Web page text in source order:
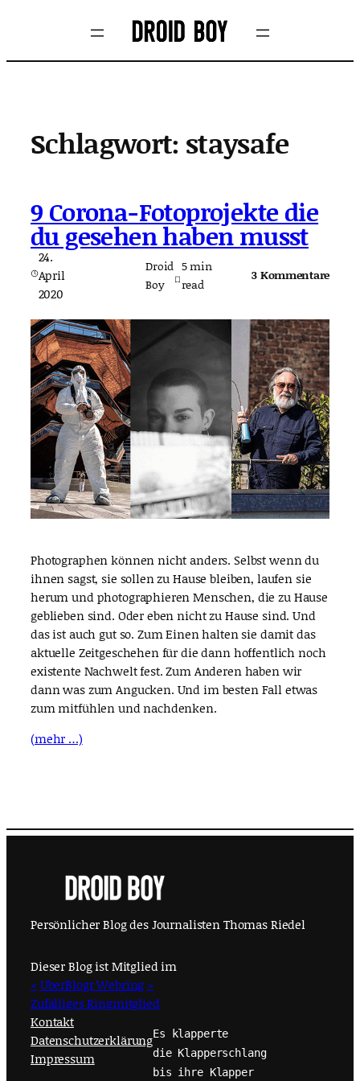
springen
Schlagwort: staysafe
9 Corona-Fotoprojekte die
du gesehen haben musst
24.
April
2020
Droid
Boy
5min
read
3 Kommentare
Photographen können nicht anders. Selbst wenn du
ihnen sagst, sie sollen zu Hause bleiben, laufen sie
herum und photographieren Menschen, die zu Hause
geblieben sind. Oder eben nicht zu Hause sind. Und
das ist auch gut so. Zum Einen halten sie damit das
aktuelle Zeitgeschehen für die dann hoffentlich noch
existente Nachwelt fest. Zum Anderen haben wir
dann was zum Angucken. Und im besten Fall etwas
zum mitfühlen und nachdenken.
(mehr …)
Persönlicher Blog des Journalisten Thomas Riedel
Dieser Blog ist Mitglied im
< UberBlogr Webring >
Zufälliges Ringmitglied
Kontakt
Datenschutzerklärung
Impressum
Es klapperte
die Klapperschlang
bis ihre Klapper